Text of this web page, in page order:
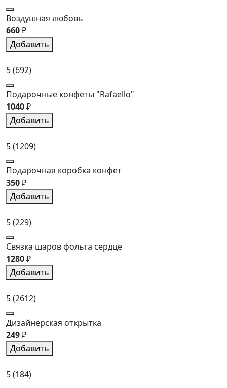
Воздушная любовь
660₽
Добавить
5(692)
Подарочные конфеты "Rafaello"
1040₽
Добавить
5(1209)
Подарочная коробка конфет
350₽
Добавить
5(229)
Связка шаров фольга сердце
1280₽
Добавить
5(2612)
Дизайнерская открытка
249₽
Добавить
5(184)